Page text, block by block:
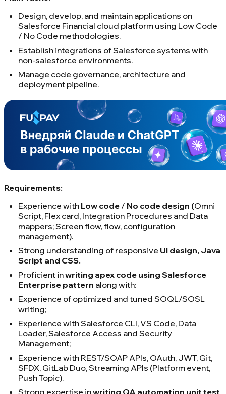
Design, develop, and maintain applications on
Salesforce Financial cloud platform using Low Code
/ No Code methodologies.
Establish integrations of Salesforce systems with
non-salesforce environments.
Manage code governance, architecture and
deployment pipeline.
Requirements:
Experience with Low code / No code design (Omni
Script, Flex card, Integration Procedures and Data
mappers; Screen flow, flow, configuration
management).
Strong understanding of responsive UI design, Java
Script and CSS.
Proficient inwriting apex code using Salesforce
Enterprise pattern along with:
Experience of optimized and tuned SOQL/SOSL
writing;
Experience with Salesforce CLI, VS Code, Data
Loader, Salesforce Access and Security
Management;
Experience with REST/SOAP APIs, OAuth, JWT, Git,
SFDX, GitLab Duo, Streaming APIs (Platform event,
Push Topic).